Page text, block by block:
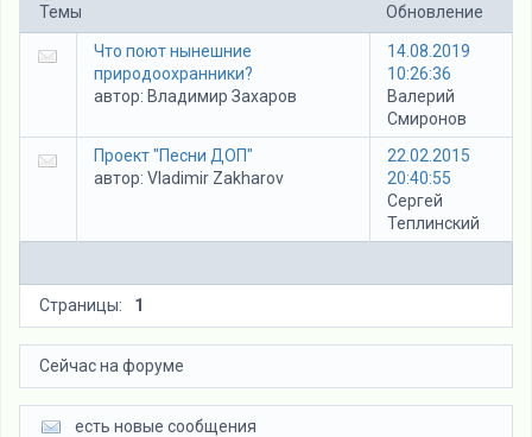
Темы Обновление
Что поют нынешние
природоохранники?
автор: Владимир Захаров
14.08.2019
10:26:36
Валерий
Смиронов
Проект "Песни ДОП"
автор: Vladimir Zakharov
22.02.2015
20:40:55
Сергей
Теплинский
Страницы: 1
Сейчас на форуме
есть новые сообщения